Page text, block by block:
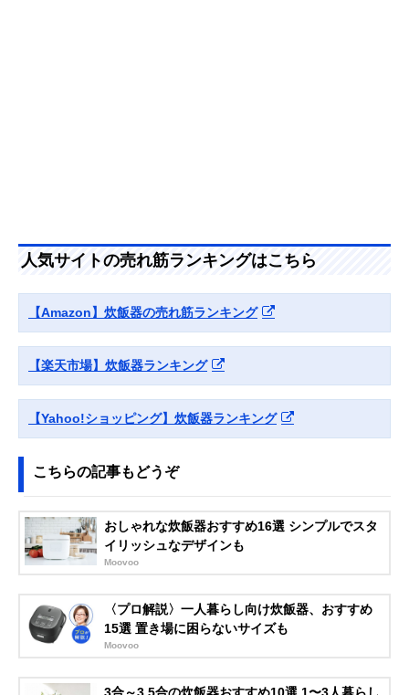
人気サイトの売れ筋ランキングはこちら
【Amazon】炊飯器の売れ筋ランキング
【楽天市場】炊飯器ランキング
【Yahoo!ショッピング】炊飯器ランキング
こちらの記事もどうぞ
おしゃれな炊飯器おすすめ16選 シンプルでスタ
イリッシュなデザインも
Moovoo
〈プロ解説〉一人暮らし向け炊飯器、おすすめ
15選 置き場に困らないサイズも
Moovoo
3合～3.5合の炊飯器おすすめ10選 1〜3人暮らし